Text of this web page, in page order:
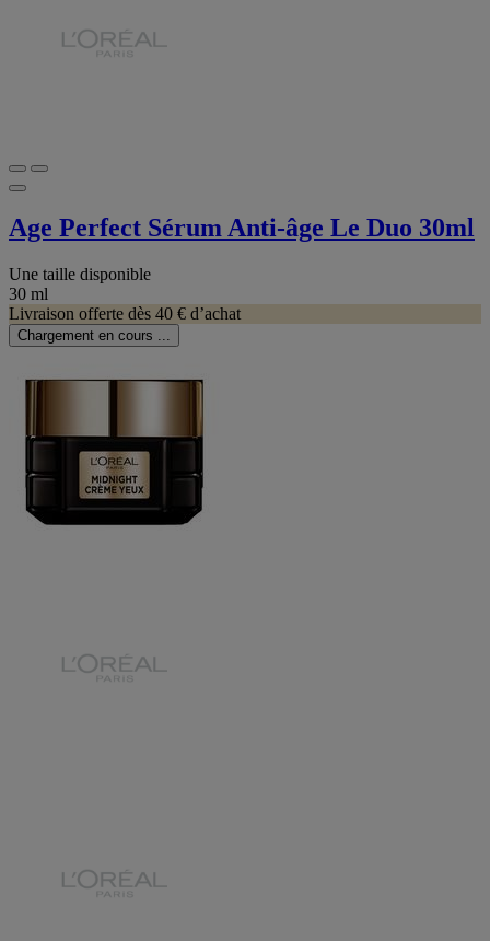
Age Perfect Sérum Anti-âge Le Duo 30ml
Une taille disponible
30 ml
Livraison offerte dès 40 € d’achat
Chargement en cours ...